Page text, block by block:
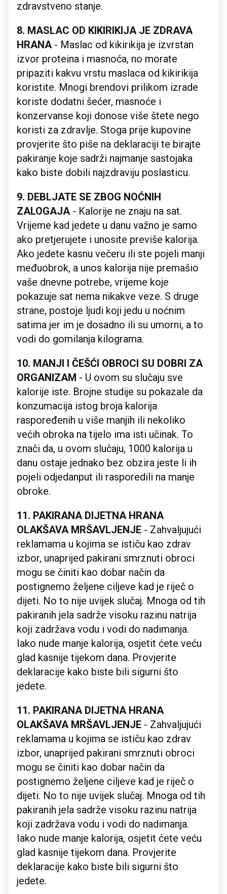
zdravstveno stanje.
8. MASLAC OD KIKIRIKIJA JE ZDRAVA
HRANA- Maslac od kikirikija je izvrstan
izvor proteina i masnoća, no morate
pripaziti kakvu vrstu maslaca od kikirikija
koristite. Mnogi brendovi prilikom izrade
koriste dodatni šećer, masnoće i
konzervanse koji donose više štete nego
koristi za zdravlje. Stoga prije kupovine
provjerite što piše na deklaraciji te birajte
pakiranje koje sadrži najmanje sastojaka
kako biste dobili najzdraviju poslasticu.
9. DEBLJATE SE ZBOG NOĆNIH
ZALOGAJA- Kalorije ne znaju na sat.
Vrijeme kad jedete u danu važno je samo
ako pretjerujete i unosite previše kalorija.
Ako jedete kasnu večeru ili ste pojeli manji
međuobrok, a unos kalorija nije premašio
vaše dnevne potrebe, vrijeme koje
pokazuje sat nema nikakve veze. S druge
strane, postoje ljudi koji jedu u noćnim
satima jer im je dosadno ili su umorni, a to
vodi do gomilanja kilograma.
10. MANJI I ČEŠĆI OBROCI SU DOBRI ZA
ORGANIZAM - U ovom su slučaju sve
kalorije iste. Brojne studije su pokazale da
konzumacija istog broja kalorija
raspoređenih u više manjih ili nekoliko
većih obroka na tijelo ima isti učinak. To
znači da, u ovom slučaju, 1000 kalorija u
danu ostaje jednako bez obzira jeste li ih
pojeli odjedanput ili rasporedili na manje
obroke.
11. PAKIRANA DIJETNA HRANA
OLAKŠAVA MRŠAVLJENJE - Zahvaljujući
reklamama u kojima se ističu kao zdrav
izbor, unaprijed pakirani smrznuti obroci
mogu se činiti kao dobar način da
postignemo željene ciljeve kad je riječ o
dijeti. No to nije uvijek slučaj. Mnoga od tih
pakiranih jela sadrže visoku razinu natrija
koji zadržava vodu i vodi do nadimanja.
Iako nude manje kalorija, osjetit ćete veću
glad kasnije tijekom dana. Provjerite
deklaracije kako biste bili sigurni što
jedete.
11. PAKIRANA DIJETNA HRANA
OLAKŠAVA MRŠAVLJENJE - Zahvaljujući
reklamama u kojima se ističu kao zdrav
izbor, unaprijed pakirani smrznuti obroci
mogu se činiti kao dobar način da
postignemo željene ciljeve kad je riječ o
dijeti. No to nije uvijek slučaj. Mnoga od tih
pakiranih jela sadrže visoku razinu natrija
koji zadržava vodu i vodi do nadimanja.
Iako nude manje kalorija, osjetit ćete veću
glad kasnije tijekom dana. Provjerite
deklaracije kako biste bili sigurni što
jedete.